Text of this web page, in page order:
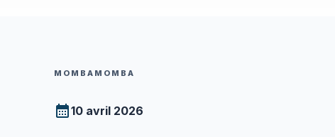
MOMBAMOMBA
10 avril 2026